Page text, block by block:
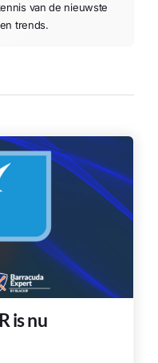
van de nieuwste
trends.
is nu